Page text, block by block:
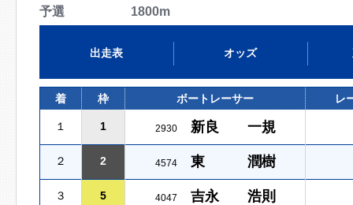
予選 1800m
出走表 オッズ
着 枠 ボートレーサー レ
１ 1 2930 新良 一規
２ 2 4574 東 潤樹
３ 5 4047 吉永 浩則